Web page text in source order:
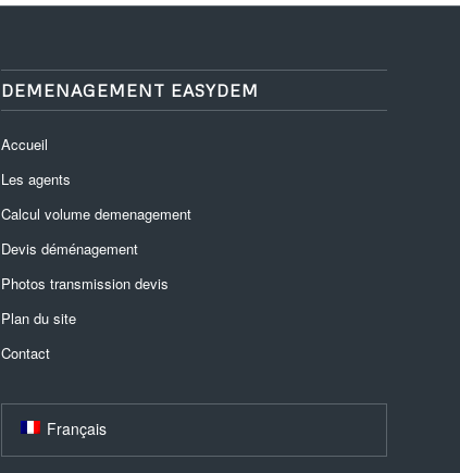
DEMENAGEMENT EASYDEM
Accueil
Les agents
Calcul volume demenagement
Devis déménagement
Photos transmission devis
Plan du site
Contact
Français